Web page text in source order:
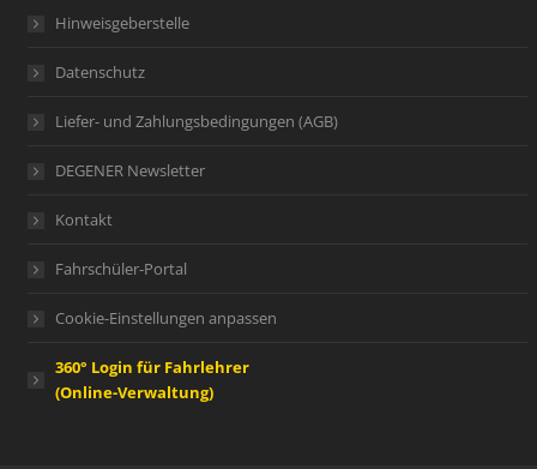
Hinweisgeberstelle
Datenschutz
Liefer- und Zahlungsbedingungen (AGB)
DEGENER Newsletter
Kontakt
Fahrschüler-Portal
Cookie-Einstellungen anpassen
360° Login für Fahrlehrer
(Online-Verwaltung)